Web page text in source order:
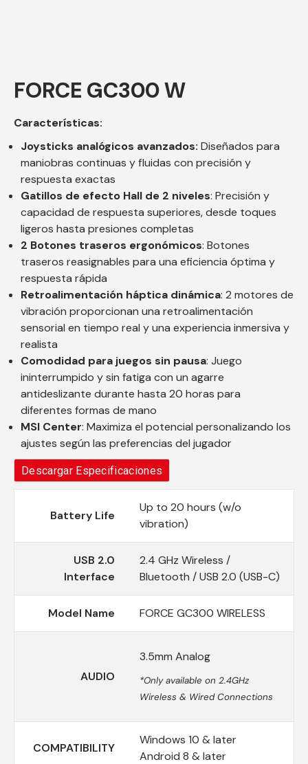
FORCE GC300 W
Características:
Joysticks analógicos avanzados: Diseñados para
maniobras continuas y fluidas con precisión y
respuesta exactas
Gatillos de efecto Hall de 2 niveles: Precisión y
capacidad de respuesta superiores, desde toques
ligeros hasta presiones completas
2 Botones traseros ergonómicos: Botones
traseros reasignables para una eficiencia óptima y
respuesta rápida
Retroalimentación háptica dinámica: 2 motores de
vibración proporcionan una retroalimentación
sensorial en tiempo real y una experiencia inmersiva y
realista
Comodidad para juegos sin pausa: Juego
ininterrumpido y sin fatiga con un agarre
antideslizante durante hasta 20 horas para
diferentes formas de mano
MSI Center: Maximiza el potencial personalizando los
ajustes según las preferencias del jugador
Descargar Especificaciones
Battery Life
Up to 20 hours (w/o
vibration)
USB 2.0
Interface
2.4 GHz Wireless /
Bluetooth / USB 2.0 (USB-C)
Model Name FORCE GC300 WIRELESS
AUDIO
3.5mm Analog
*Only available on 2.4GHz
Wireless & Wired Connections
COMPATIBILITY
Windows 10 & later
Android 8 & later